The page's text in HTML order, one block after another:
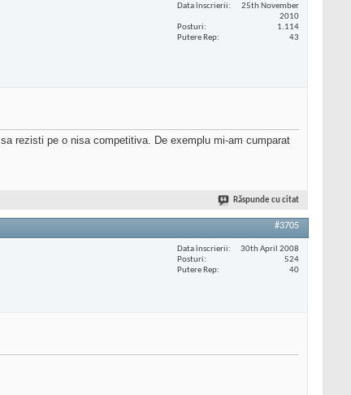
Data înscrierii
25th November
2010
Posturi
1.114
Putere Rep
43
rezisti pe o nisa competitiva. De exemplu mi-am cumparat
Răspunde cu citat
#3705
Data înscrierii
30th April 2008
Posturi
524
Putere Rep
40